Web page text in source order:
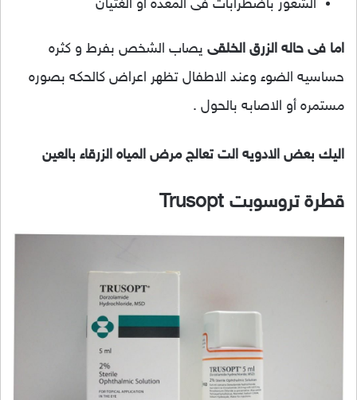
الشعور باضطرابات فى المعده أو الغثيان
اما فى حاله الزرق الخلقى يصاب الشخص بفرط و كثره
حساسيه الضوء وعند الاطفال تظهر اعراض كالحكه بصوره
مستمره أو الاصابه بالحول .
اليك بعض الادويه الت تعالج مرض المياه الزرقاء بالعين
قطرة تروسوبت Trusopt